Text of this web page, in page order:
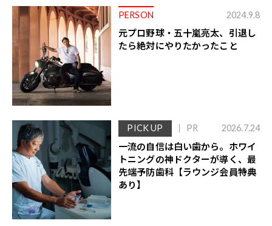
PERSON 2024.9.8
元プロ野球・五十嵐亮太、引退し
たら絶対にやりたかったこと
PICK UP PR 2026.7.24
一流の自信は白い歯から。ホワイ
トニングの神ドクターが導く、最
先端予防歯科【ラウンジ会員特典
あり】